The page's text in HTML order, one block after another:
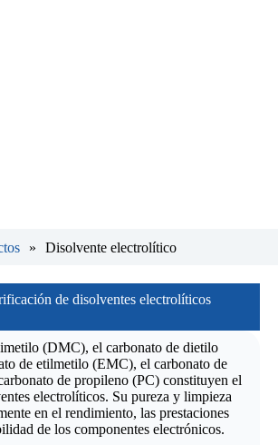
» Disolvente electrolítico
de disolventes electrolíticos
(DMC), el carbonato de dietilo
de etilmetilo (EMC), el carbonato de
de propileno (PC) constituyen el
electrolíticos. Su pureza y limpieza
en el rendimiento, las prestaciones
de los componentes electrónicos.